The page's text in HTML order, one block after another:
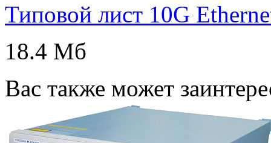
Типовой лист 10G
18.4 Мб
Вас также может